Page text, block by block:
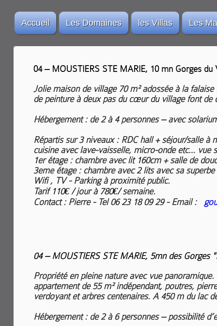
Accueil Les Domaines les Villas Les
04 – MOUSTIERS STE MARIE, 10 mn Gorges du
Jolie maison de village 70 m² adossée à la
de peinture à deux pas du cœur du village font de
Hébergement : de 2 à 4 personnes – avec
Répartis sur 3 niveaux : RDC hall + séjour/salle à
cuisine avec lave-vaisselle, micro-onde etc… vue
1er étage : chambre avec lit 160cm + salle de
3eme étage : chambre avec 2 lits avec sa
Wifi , TV - Parking à proximité public.
Tarif 110€ / jour à 780€/ semaine.
Contact : Pierre - Tel 06 23 18 09 29 - Email :
04 – MOUSTIERS STE MARIE, 5mn des Gorges
Propriété en pleine nature avec vue
appartement de 55 m² indépendant, poutres,
verdoyant et arbres centenaires. A 450 m du lac
Hébergement : de 2 à 6 personnes – possibilité